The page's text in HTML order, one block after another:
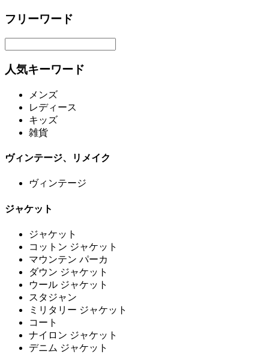
フリーワード
人気キーワード
メンズ
レディース
キッズ
雑貨
ヴィンテージ、リメイク
ヴィンテージ
ジャケット
ジャケット
コットン ジャケット
マウンテン パーカ
ダウン ジャケット
ウール ジャケット
スタジャン
ミリタリー ジャケット
コート
ナイロン ジャケット
デニム ジャケット